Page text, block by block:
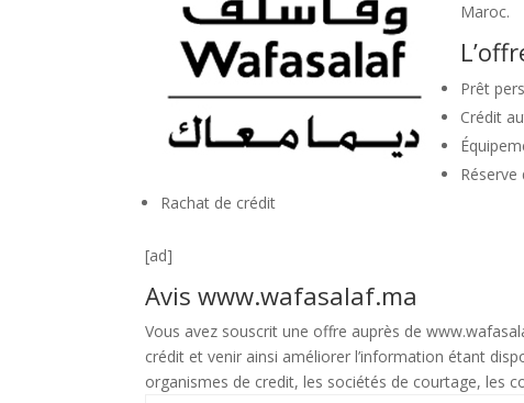
Maroc.
Prêt
Crédit
Réserve
Rachat de crédit
[ad]
Avis www.wafasalaf.ma
Vous avez souscrit une offre auprès de
crédit et venir ainsi améliorer l’information étant
organismes de credit, les sociétés de courtage, les